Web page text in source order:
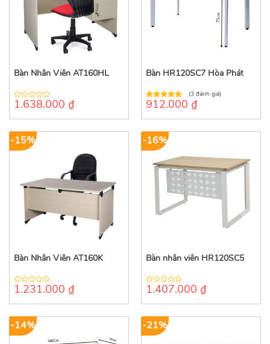
Bàn Nhân Viên AT160HL
0
of
1.638.000 ₫
Bàn HR120SC7 Hòa Phát
5.00
out of
(3 đánh giá)
912.000 ₫
-15%
Bàn Nhân Viên AT160K
0
of
1.231.000 ₫
-16%
Bàn nhân viên HR120SC5
0
of
1.407.000 ₫
-14% -21%